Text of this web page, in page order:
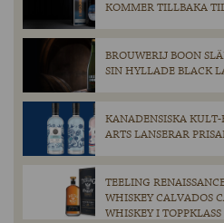
KOMMER TILLBAKA
BROUWERIJ BOON
SIN HYLLADE BLACK
KANADENSISKA
ARTS LANSERAR
TEELING
WHISKEY CALVADOS
WHISKEY I